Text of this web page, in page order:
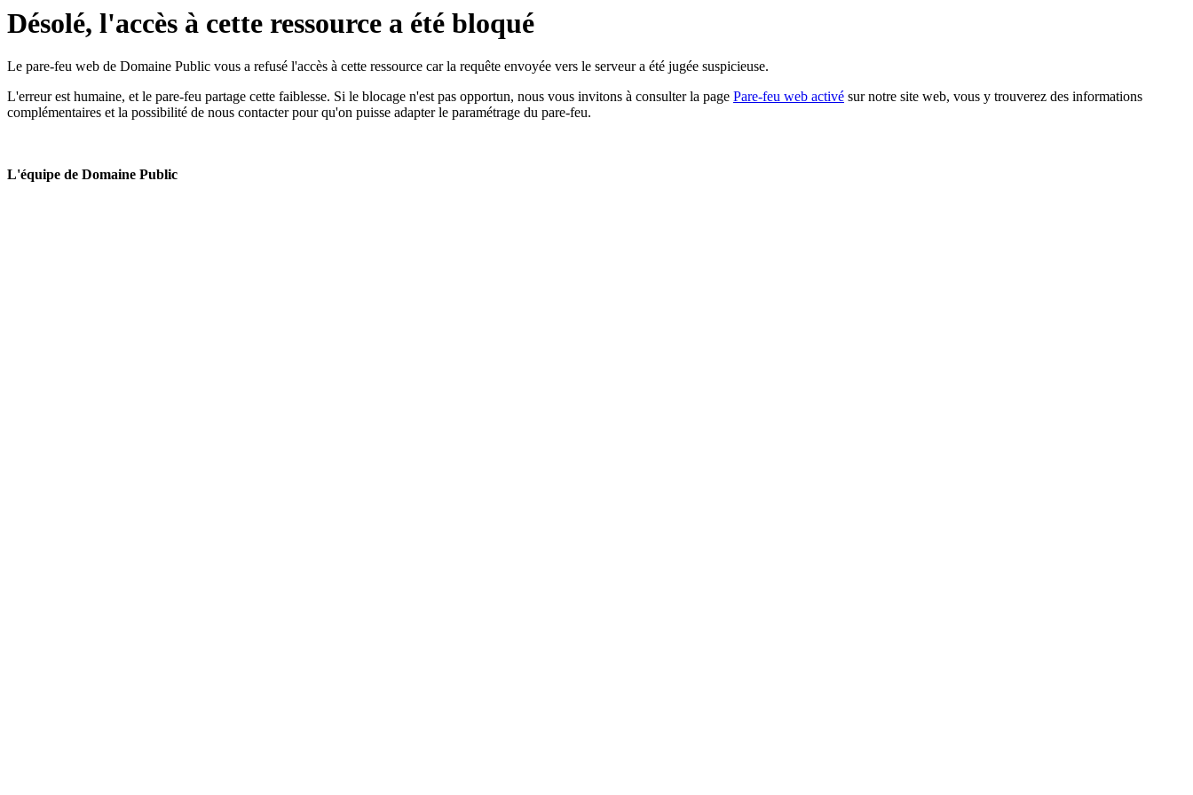
Désolé, l'accès à cette ressource a été bloqué
Le pare-feu web de Domaine Public vous a refusé l'accès à cette ressource car la requête envoyée vers le serveur a été jugée suspicieuse.
L'erreur est humaine, et le pare-feu partage cette faiblesse. Si le blocage n'est pas opportun, nous vous invitons à consulter la page Pare-feu web activé sur notre site web, vous y trouverez des informations
complémentaires et la possibilité de nous contacter pour qu'on puisse adapter le paramétrage du pare-feu.
L'équipe de Domaine Public